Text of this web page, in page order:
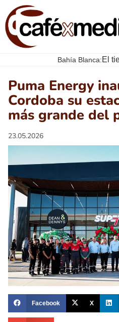
Bahía Blanca:El
Puma Energy
Cordoba su
más grande del
23.05.2026
Facebook X